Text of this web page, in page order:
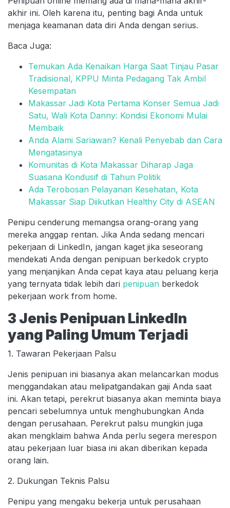
akhir ini. Oleh karena itu, penting bagi Anda untuk
menjaga keamanan data diri Anda dengan serius.
Baca Juga:
Temukan Ada Kenaikan Harga Saat Tinjau Pasar
Tradisional, KPPU Minta Pedagang Tak Ambil
Kesempatan
Makassar Jadi Kota Pertama Konser Semua Jadi
Satu, Wali Kota Danny: Kondisi Ekonomi Mulai
Membaik
Anda Alami Sariawan? Kenali Penyebab dan Cara
Mengatasinya
Komunitas di Kota Makassar Diharap Jaga
Suasana Kondusif di Tahun Politik
Ada Terobosan Pelayanan Kesehatan, Kota
Makassar Siap Diikutkan Healthy City di ASEAN
Penipu cenderung memangsa orang-orang yang
mereka anggap rentan. Jika Anda sedang mencari
pekerjaan di LinkedIn, jangan kaget jika seseorang
mendekati Anda dengan penipuan berkedok crypto
yang menjanjikan Anda cepat kaya atau peluang kerja
yang ternyata tidak lebih dari penipuan berkedok
pekerjaan work from home.
3 Jenis Penipuan LinkedIn
yang Paling Umum Terjadi
1. Tawaran Pekerjaan Palsu
Jenis penipuan ini biasanya akan melancarkan modus
menggandakan atau melipatgandakan gaji Anda saat
ini. Akan tetapi, perekrut biasanya akan meminta biaya
pencari sebelumnya untuk menghubungkan Anda
dengan perusahaan. Perekrut palsu mungkin juga
akan mengklaim bahwa Anda perlu segera merespon
atau pekerjaan luar biasa ini akan diberikan kepada
orang lain.
2. Dukungan Teknis Palsu
Penipu yang mengaku bekerja untuk perusahaan